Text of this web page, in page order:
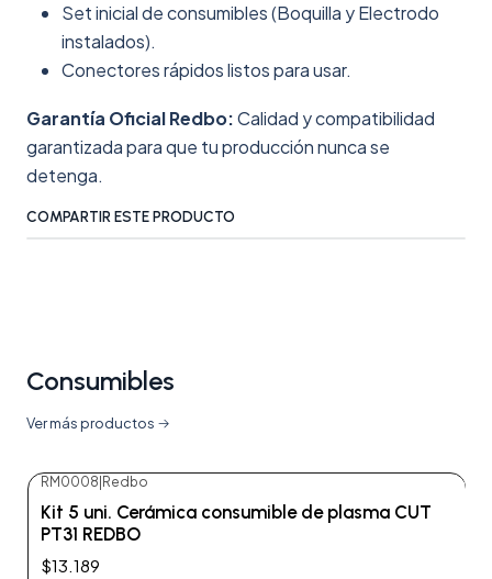
Set inicial de consumibles (Boquilla y Electrodo
instalados).
Conectores rápidos listos para usar.
Garantía Oficial Redbo:Calidad y compatibilidad
garantizada para que tu producción nunca se
detenga.
COMPARTIR ESTE PRODUCTO
Consumibles
Ver más productos
RM0008 Redbo
Kit 5 uni. Cerámica consumible de plasma CUT
PT31 REDBO
$13.189